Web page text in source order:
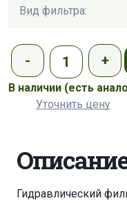
Вид фильтра:
В наличии (есть
Уточнить цену
Гидравлический